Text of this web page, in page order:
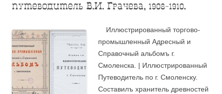
путеводитель В.И. Грачева, 1908-1910.
Иллюстрированный торгово-
промышленный Адресный и
Справочный альбомъ г.
Смоленска. | Иллюстрированный
Путеводитель по г. Смоленску.
Составилъ хранитель древностей